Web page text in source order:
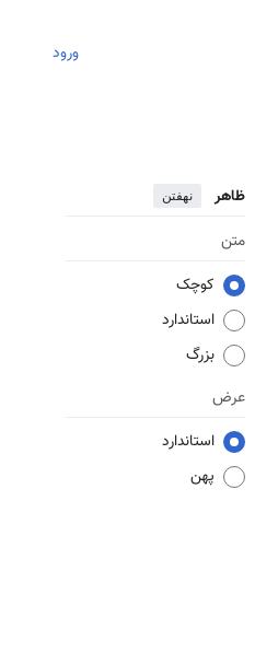
ورود
ظاهر نهفتن
متن
کوچک
استاندارد
بزرگ
عرض
استاندارد
پهن